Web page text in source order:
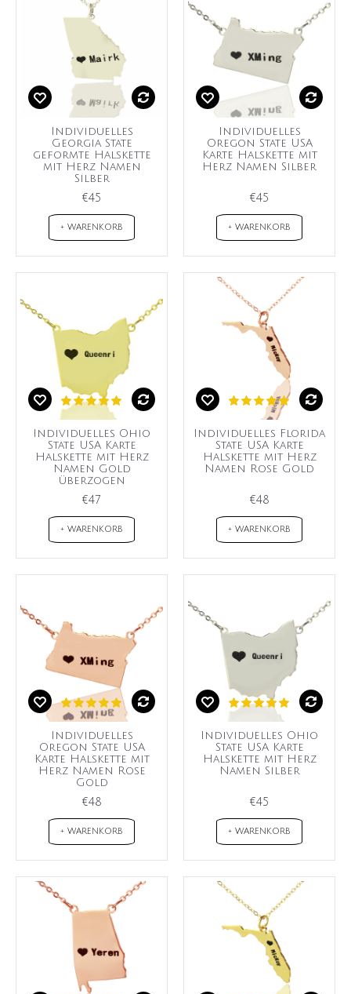
Individuelles
Georgia State
geformte Halskette
mit Herz Namen
Silber
€45
+ WARENKORB
Individuelles
Oregon State USA
Karte Halskette mit
Herz Namen Silber
€45
+ WARENKORB
Individuelles Ohio
State USA Karte
Halskette mit Herz
Namen Gold
überzogen
€47
+ WARENKORB
Individuelles Florida
State USA Karte
Halskette mit Herz
Namen Rose Gold
€48
+ WARENKORB
Individuelles
Oregon State USA
Karte Halskette mit
Herz Namen Rose
Gold
€48
+ WARENKORB
Individuelles Ohio
State USA Karte
Halskette mit Herz
Namen Silber
€45
+ WARENKORB